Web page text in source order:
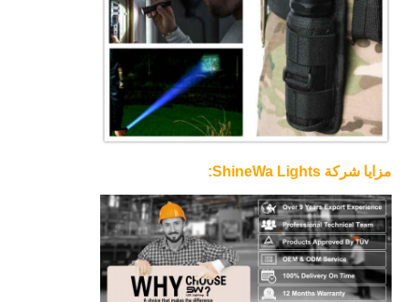
مزايا شركة ShineWa Lights: